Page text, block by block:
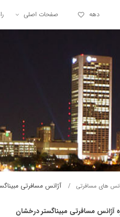
دهه صفحات اصلی
های مسافرتی آژانس مسافرتی
آژانس مسافرتی مبيناگستر درخشان